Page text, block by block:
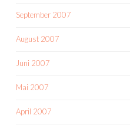
September 2007
August 2007
Juni 2007
Mai 2007
April 2007